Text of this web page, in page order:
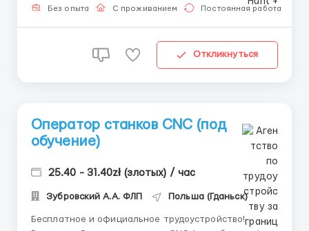
пакування, контроль якості 🧹 Підтримка чист...
Без опыта С проживанием Постоянная работа
Откликнуться
Оператор станков CNC (под
обучение)
25.40 - 31.40zł (злотых) / час
Зубровский А.А. ФЛП Польша (Гданьск)
Бесплатное и официальное трудоустройство!